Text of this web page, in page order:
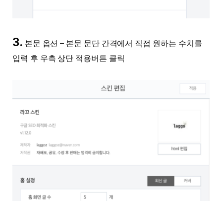
3. 본문 옵션 – 본문 문단 간격에서 직접 원하는 수치를
입력 후 우측 상단 적용버튼 클릭